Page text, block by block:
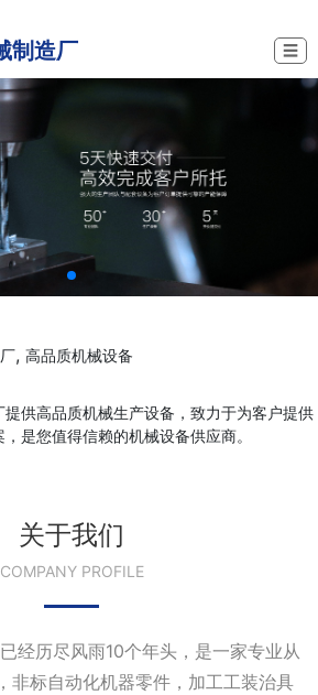
制造厂 ☰
, 高品质机械设备
供高品质机械生产设备，致力于为客户提供
是您值得信赖的机械设备供应商。
关于我们
COMPANY PROFILE
经历尽风雨10个年头，是一家专业从
非标自动化机器零件，加工工装治具